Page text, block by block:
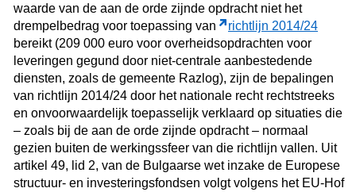
waarde van de aan de orde zijnde opdracht niet het
drempelbedrag voor toepassing van
richtlijn 2014/24
bereikt (209 000 euro voor overheidsopdrachten voor
leveringen gegund door niet-centrale aanbestedende
diensten, zoals de gemeente Razlog), zijn de bepalingen
van richtlijn 2014/24 door het nationale recht rechtstreeks
en onvoorwaardelijk toepasselijk verklaard op situaties die
– zoals bij de aan de orde zijnde opdracht – normaal
gezien buiten de werkingssfeer van die richtlijn vallen. Uit
artikel 49, lid 2, van de Bulgaarse wet inzake de Europese
structuur- en investeringsfondsen volgt volgens het EU-Hof